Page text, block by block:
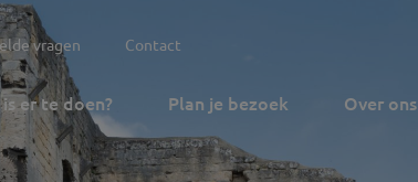
vragen Contact
er te doen? Plan je bezoek Over ons